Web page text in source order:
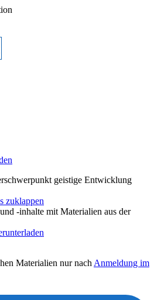
geistige Entwicklung
zuklappen
-inhalte mit Materialien aus der
Materialien nur nach Anmeldung im